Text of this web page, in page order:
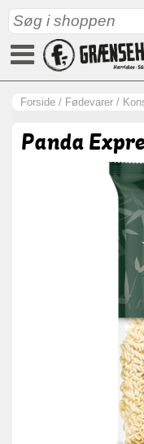
Forside / Fødevarer /
Panda